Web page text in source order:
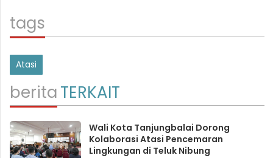
tags
Atasi
beritaTERKAIT
Wali Kota Tanjungbalai Dorong
Kolaborasi Atasi Pencemaran
Lingkungan di Teluk Nibung